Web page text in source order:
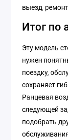
выезд,
Итог по
Эту модель
нужен
поездку,
сохраняет
Ранцевая
следующей
подобрать